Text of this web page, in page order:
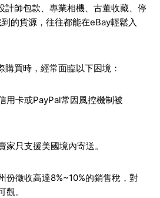
計師包款、專業相機、古董收藏、停
的貨源，往往都能在eBay輕鬆入
買時，經常面臨以下困境：
用卡或PayPal常因風控機制被
家只支援美國境內寄送。
份徵收高達8%~10%的銷售稅，對
。